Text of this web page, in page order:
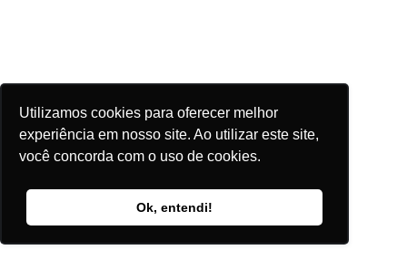
Utilizamos cookies para oferecer melhor
experiência em nosso site. Ao utilizar este site,
você concorda com o uso de cookies.
Ok, entendi!